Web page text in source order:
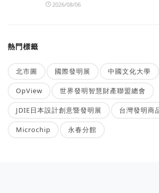
2026/08/06
熱門標籤
北市圖 國際發明展 中國文化大學
OpView 世界發明智慧財產聯盟總會
JDIE日本設計創意暨發明展 台灣發明商
Microchip 永春分館